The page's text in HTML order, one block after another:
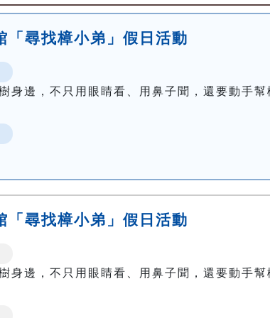
尋找樟小弟」假日活動
身邊，不只用眼睛看、用鼻子聞，還要動手幫
尋找樟小弟」假日活動
身邊，不只用眼睛看、用鼻子聞，還要動手幫